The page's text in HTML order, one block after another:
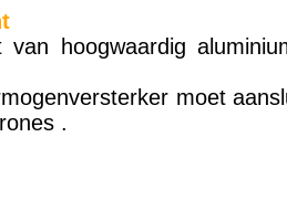
hoogwaardig
moet
.